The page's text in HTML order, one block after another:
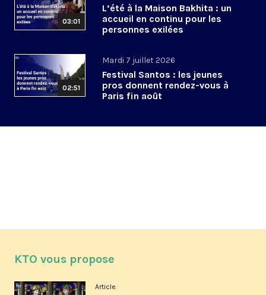
03:01
L’été à la Maison Bakhita : un
accueil en continu pour les
personnes exilées
02:51
Mardi 7 juillet 2026
Festival Santos : les jeunes
pros donnent rendez-vous à
Paris fin août
KTO vous propose
Article